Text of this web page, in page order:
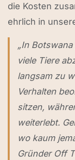
die Kosten
ehrlich in
„In
viele Tiere
langsam zu
Verhalten
sitzen,
weiterlebt.
wo kaum
Gründer Off